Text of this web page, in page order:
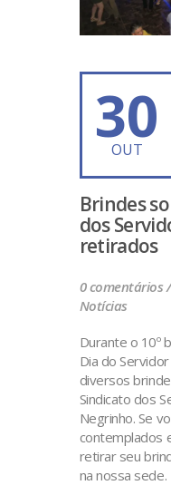
30
OUT
Brindes
dos
retirados
0 comentários
Notícias
Durante o 10º
Dia do
diversos
Sindicato dos
Negrinho. Se
contemplados
retirar seu
na nossa sede.